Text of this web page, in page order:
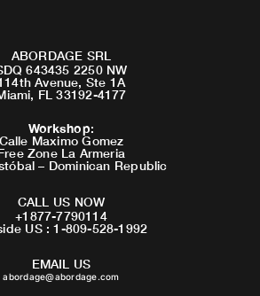
ABORDAGE SRL
643435 2250 NW
Avenue, Ste 1A
FL 33192-4177
Workshop:
Calle Maximo Gomez
Zone La Armeria
– Dominican Republic
CALL US NOW
+1877-7790114
US : 1-809-528-1992
EMAIL US
abordage@abordage.com